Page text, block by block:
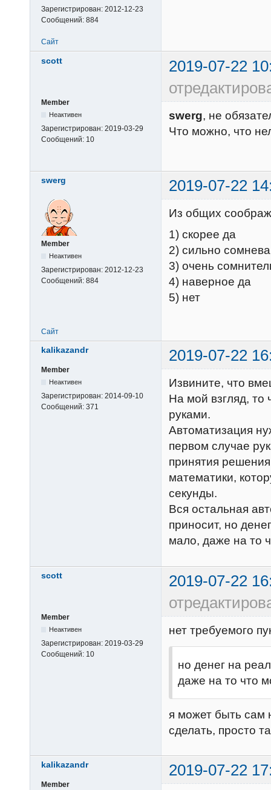
Зарегистрирован: 2012-12-23
Сообщений: 884
Сайт
scott
2019-07-22
Member
Неактивен
Зарегистрирован: 2019-03-29
Сообщений: 10
swerg, не
Что можно, что
swerg 2019-07-22
Member
Неактивен
Зарегистрирован: 2012-12-23
Сообщений: 884
Из общих
1) скорее да
2) сильно
3) очень
4) наверное да
5) нет
Сайт
kalikazandr 2019-07-22
Member
Неактивен
Зарегистрирован: 2014-09-10
Сообщений: 371
Извините, что
На мой взгляд, то
руками.
Автоматизация
первом случае
принятия
математики,
секунды.
Вся остальная
приносит, но
мало, даже на то
scott
2019-07-22
Member
Неактивен
Зарегистрирован: 2019-03-29
Сообщений: 10
нет требуемого
но денег на
даже на то что
я может быть сам
сделать, просто
kalikazandr 2019-07-22
Member